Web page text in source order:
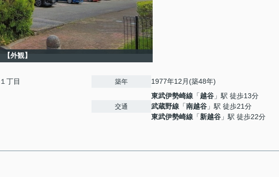
【外観】
１丁目 築年 1977年12月(築48年)
交通
東武伊勢崎線 「越谷 」駅 徒歩13分
武蔵野線 「南越谷 」駅 徒歩21分
東武伊勢崎線 「新越谷 」駅 徒歩22分